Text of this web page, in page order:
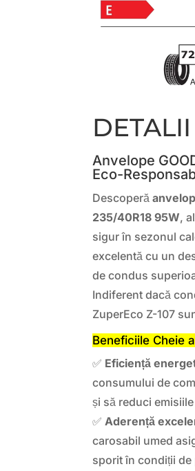
Anvelope
Eco-
Descoperă
235/40R18 95W,
sigur în sezonul
excelentă cu un
de condus
Indiferent dacă
ZuperEco Z-107
Beneficiile Cheie
✅ Eficiență
consumului de
și să reduci
✅ Aderență
carosabil umed
sporit în condiții de